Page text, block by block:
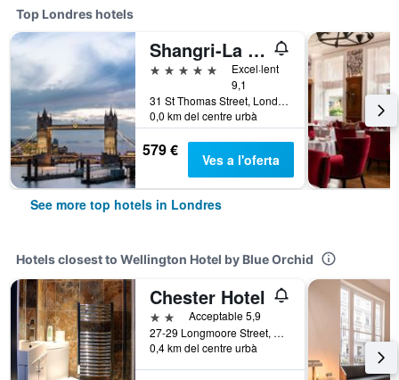
Top Londres hotels
Shangri-La The Shard, London
5 estrelles
Excel·lent
9,1
31 St Thomas Street, Londres, Regne Unit
0,0 km del centre urbà
579 € Ves a l'oferta
See more top hotels in Londres
Hotels closest to Wellington Hotel by Blue Orchid
Chester Hotel
2 estrellesAcceptable 5,9
27-29 Longmoore Street, Londres, Regne Unit
0,4 km del centre urbà